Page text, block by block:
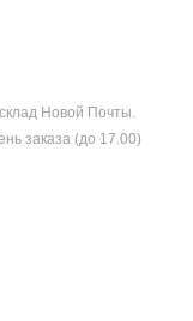
Новой Почты.
заказа (до 17.00)